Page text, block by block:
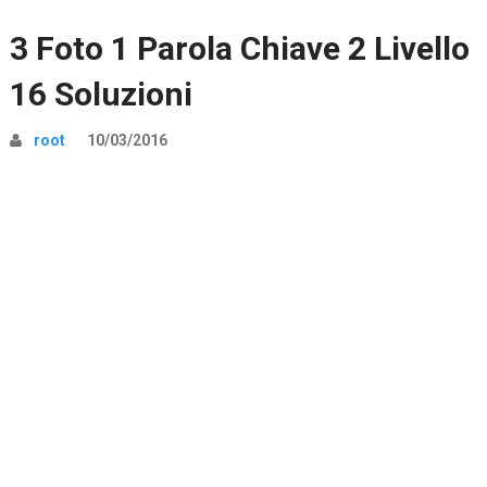
3 Foto 1 Parola Chiave 2 Livello
16 Soluzioni
root 10/03/2016